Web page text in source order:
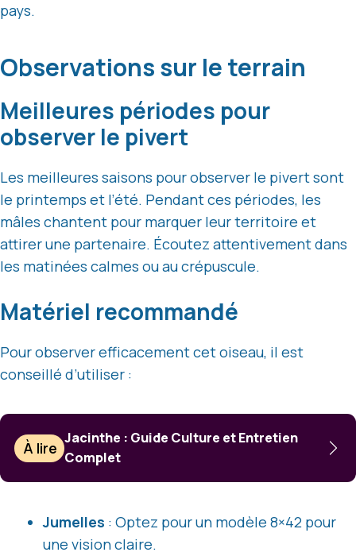
pays.
Observations sur le terrain
Meilleures périodes pour
observer le pivert
Les meilleures saisons pour observer le pivert sont
le printemps et l’été. Pendant ces périodes, les
mâles chantent pour marquer leur territoire et
attirer une partenaire. Écoutez attentivement dans
les matinées calmes ou au crépuscule.
Matériel recommandé
Pour observer efficacement cet oiseau, il est
conseillé d’utiliser :
À lire
Jacinthe : Guide Culture et Entretien
Complet
Jumelles : Optez pour un modèle 8×42 pour
une vision claire.